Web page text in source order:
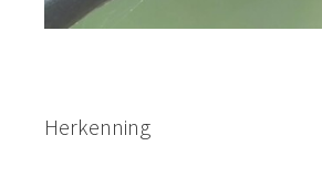
Herkenning